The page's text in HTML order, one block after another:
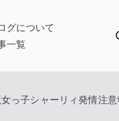
グについて
一覧
っ子シャーリィ発情注意